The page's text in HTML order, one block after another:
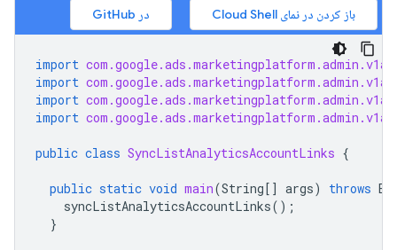
باز کردن در نمای Cloud Shell در GitHub
import
import
import
import
public class SyncListAnalyticsAccountLinks {
public static void main(String[] args) throws
syncListAnalyticsAccountLinks();
}